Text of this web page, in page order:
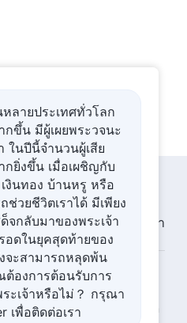
านจากประสบการณ์คริสตชน:
413 เบื้องหลังการไล่ตามไขว่
ารเป็นผู้นำ
ยานจากประสบการณ์คริสตชน:
412 เหตุผลที่ผมยุ่งมาก
านจากประสบการณ์คริสตชน:
411 การโอ้อวดช่างไร้สำนึก
ข่าว เกี่ยวกับเรา
ข้าสู่อาณาจักรของพระเจ้าหรือ
ลายประเทศทั่วโลก
ขึ้น มีผู้เผยพระวจนะ
ในปีนี้จำนวนผู้เสีย
ยิ่งขึ้น เมื่อเผชิญกับ
งินทอง บ้านหรู หรือ
วยชีวิตเราได้ มีเพียง
จกลับมาของพระเจ้า
อดในยุคสุดท้ายของ
จะสามารถหลุดพ้น
องการต้อนรับการ
ะเจ้าหรือไม่？ กรุณา
เพื่อติดต่อเรา